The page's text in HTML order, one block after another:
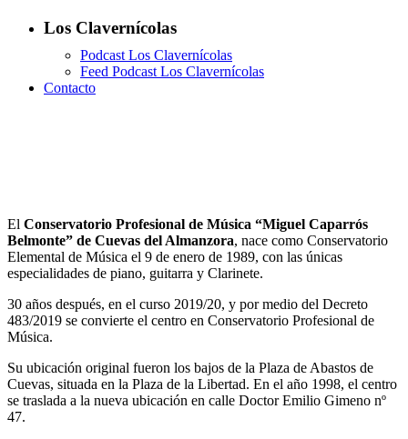
Los Clavernícolas
Podcast Los Clavernícolas
Feed Podcast Los Clavernícolas
Contacto
El Conservatorio Profesional de Música “Miguel Caparrós
Belmonte” de Cuevas del Almanzora, nace como Conservatorio
Elemental de Música el 9 de enero de 1989, con las únicas
especialidades de piano, guitarra y Clarinete.
30 años después, en el curso 2019/20, y por medio del Decreto
483/2019 se convierte el centro en Conservatorio Profesional de
Música.
Su ubicación original fueron los bajos de la Plaza de Abastos de
Cuevas, situada en la Plaza de la Libertad. En el año 1998, el centro
se traslada a la nueva ubicación en calle Doctor Emilio Gimeno nº
47.